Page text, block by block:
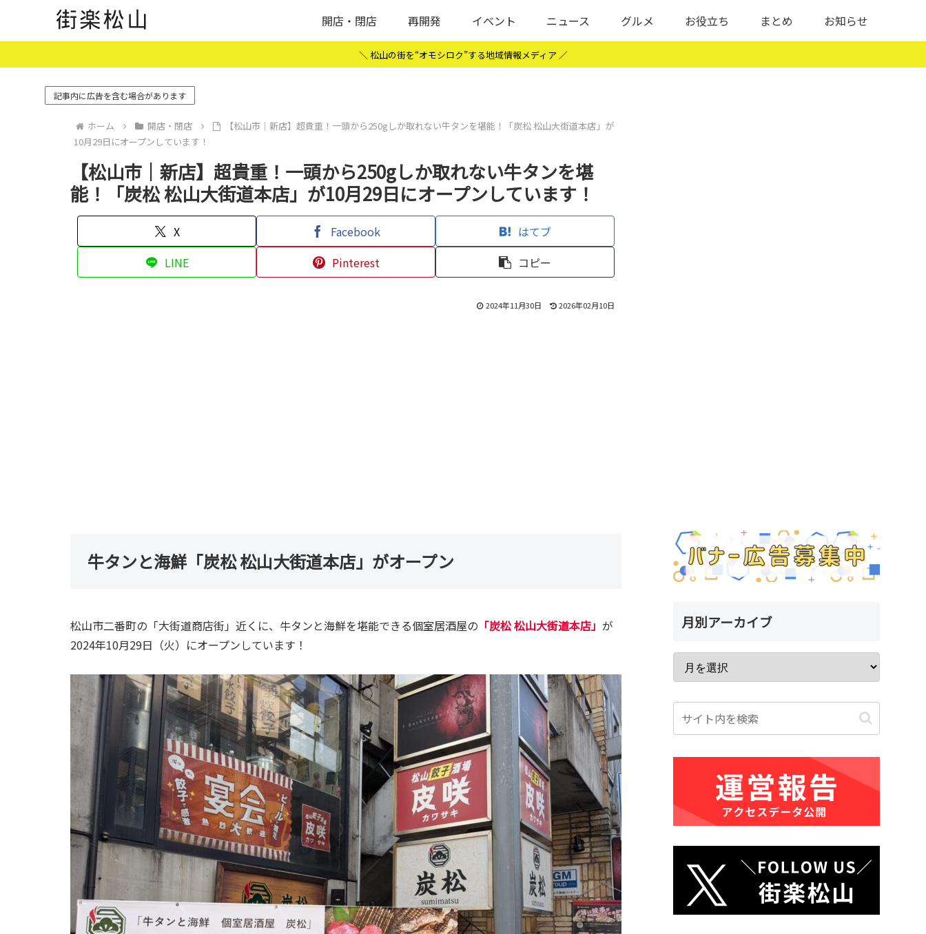
開店・閉店 再開発 イベント ニュース グルメ お役立ち まとめ お知らせ
＼ 松山の街を“オモシロク”する地域情報メディア ／
記事内に広告を含む場合があります
ホーム 開店・閉店
【松山市｜新店】超貴重！一頭から250gしか取れない牛タンを堪能！「炭松 松山大街道本店」が
10月29日にオープンしています！
【松山市｜新店】超貴重！一頭から250gしか取れない牛タンを堪
能！「炭松 松山大街道本店」が10月29日にオープンしています！
X Facebook
はてブ
LINE
Pinterest コピー
2024年11月30日 2026年02月10日
牛タンと海鮮「炭松 松山大街道本店」がオープン
松山市二番町の「大街道商店街」近くに、牛タンと海鮮を堪能できる個室居酒屋の 「炭松 松山大街道本店」 が
2024年10月29日（火）にオープンしています！
月別アーカイブ